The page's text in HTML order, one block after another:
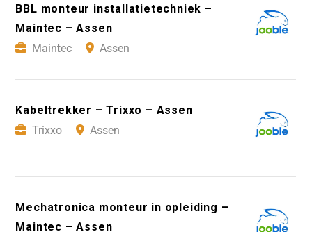
BBL monteur installatietechniek –
Maintec – Assen
Maintec
Assen
Kabeltrekker – Trixxo – Assen
Trixxo
Assen
Mechatronica monteur in opleiding –
Maintec – Assen